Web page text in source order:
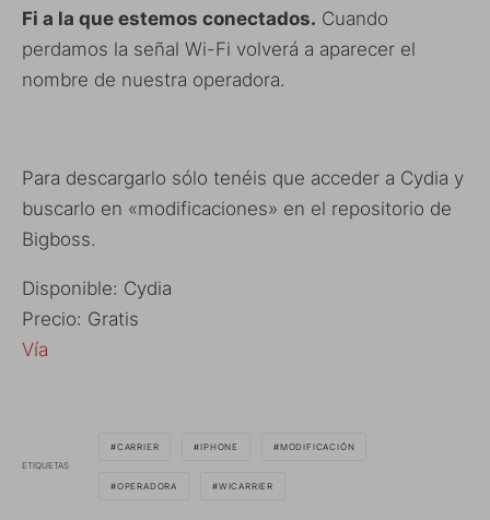
Fi a la que estemos conectados. Cuando
perdamos la señal Wi-Fi volverá a aparecer el
nombre de nuestra operadora.
Para descargarlo sólo tenéis que acceder a Cydia y
buscarlo en «modificaciones» en el repositorio de
Bigboss.
Disponible: Cydia
Precio: Gratis
Vía
ETIQUETAS
CARRIER IPHONE MODIFICACIÓN
OPERADORA WICARRIER